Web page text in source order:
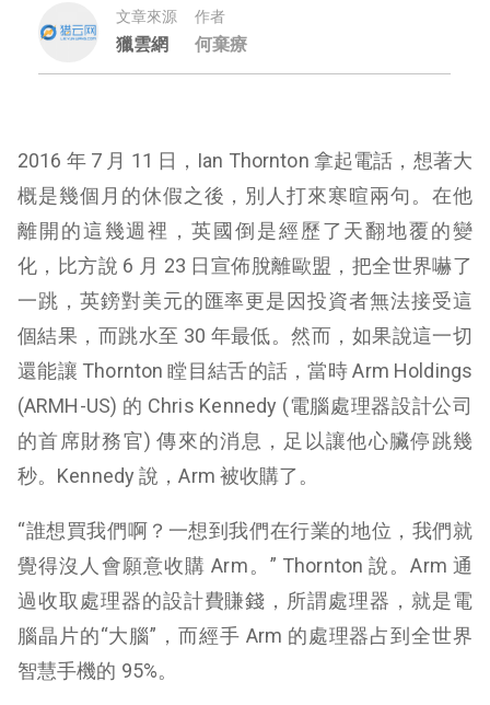
文章來源
獵雲網
作者
何棄療
2016 年 7 月 11 日，Ian Thornton 拿起電話，想著大
概是幾個月的休假之後，別人打來寒暄兩句。在他
離開的這幾週裡，英國倒是經歷了天翻地覆的變
化，比方說 6 月 23 日宣佈脫離歐盟，把全世界嚇了
一跳，英鎊對美元的匯率更是因投資者無法接受這
個結果，而跳水至 30 年最低。然而，如果說這一切
還能讓 Thornton 瞠目結舌的話，當時 Arm Holdings
(ARMH-US) 的 Chris Kennedy (電腦處理器設計公司
的首席財務官) 傳來的消息，足以讓他心臟停跳幾
秒。Kennedy 說，Arm 被收購了。
“誰想買我們啊？一想到我們在行業的地位，我們就
覺得沒人會願意收購 Arm。” Thornton 說。Arm 通
過收取處理器的設計費賺錢，所謂處理器，就是電
腦晶片的“大腦”，而經手 Arm 的處理器占到全世界
智慧手機的 95%。